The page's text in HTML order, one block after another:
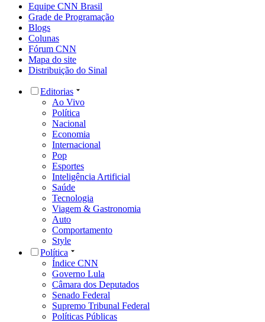
Equipe CNN Brasil
Grade de Programação
Blogs
Colunas
Fórum CNN
Mapa do site
Distribuição do Sinal
Editorias
Ao Vivo
Política
Nacional
Economia
Internacional
Pop
Esportes
Inteligência Artificial
Saúde
Tecnologia
Viagem & Gastronomia
Auto
Comportamento
Style
Política
Índice CNN
Governo Lula
Câmara dos Deputados
Senado Federal
Supremo Tribunal Federal
Políticas Públicas